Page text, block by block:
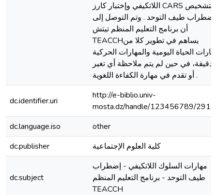
اللاتكيفي وإختبار كارز CARS لتشخيص
إضطراب طيف التوحد . وتم التوصل إلى
أن برنامج التعليم المنظم تيتش
TEACCHيساهم في تطوير كلا من
الحياة اليومية والمهارات الحركية
الدقيقة، في حين لم يتم ملاحظة أي تغير
أو تقدم في مهارة الكفاءة اللغوية .
dc.identifier.uri
http://e-biblio.univ-
mosta.dz/handle/123456789/
dc.language.iso
other
dc.publisher
كلية العلوم الإجتماعية
dc.subject
مهارات السلوك اللاتكيفي - إضطراب
طيف التوحد - برنامج التعليم المنظم
TEACCH